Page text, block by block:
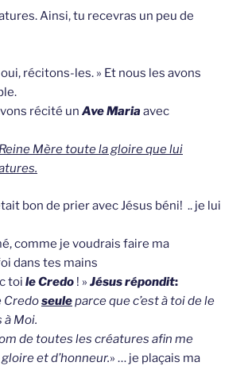
Ainsi, tu recevras un peu de
oui, récitons-les. » Et nous les avons
récité un Ave Maria avec
Mère toute la gloire que lui
bon de prier avec Jésus béni! .. je lui
comme je voudrais faire ma
dans tes mains
toi le Credo ! » Jésus répondit:
Credoseuleparce que c’est à toi de le
à Moi.
de toutes les créatures afin me
et d’honneur.» … je plaçais ma